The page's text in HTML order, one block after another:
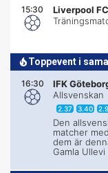
15:30 Liverpool FC
Toppevent i
16:30 IFK
Allsvenskan
2.37 3.40
Den
matcher
dem är
Gamla Ullevi